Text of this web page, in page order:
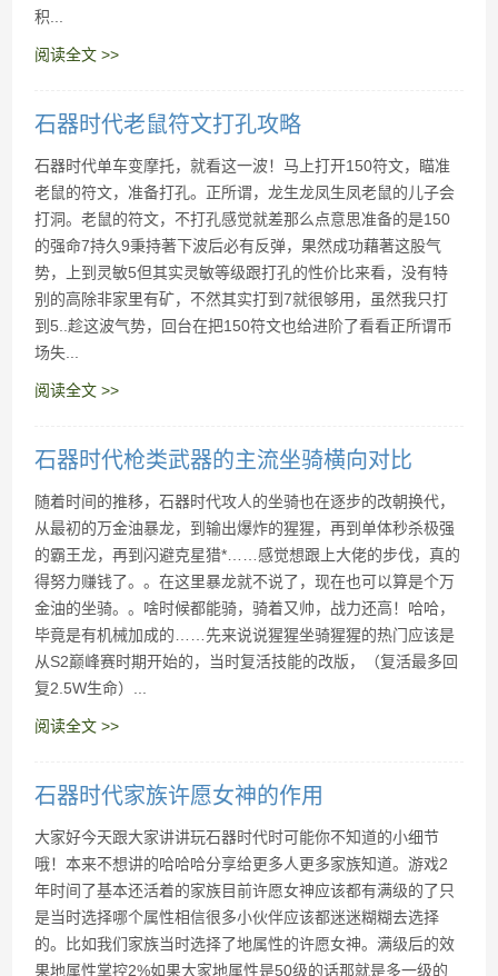
积...
阅读全文 >>
石器时代老鼠符文打孔攻略
石器时代单车变摩托，就看这一波！马上打开150符文，瞄准
老鼠的符文，准备打孔。正所谓，龙生龙凤生凤老鼠的儿子会
打洞。老鼠的符文，不打孔感觉就差那么点意思准备的是150
的强命7持久9秉持著下波后必有反弹，果然成功藉著这股气
势，上到灵敏5但其实灵敏等级跟打孔的性价比来看，没有特
别的高除非家里有矿，不然其实打到7就很够用，虽然我只打
到5..趁这波气势，回台在把150符文也给进阶了看看正所谓币
场失...
阅读全文 >>
石器时代枪类武器的主流坐骑横向对比
随着时间的推移，石器时代攻人的坐骑也在逐步的改朝换代，
从最初的万金油暴龙，到输出爆炸的猩猩，再到单体秒杀极强
的霸王龙，再到闪避克星猎*……感觉想跟上大佬的步伐，真的
得努力赚钱了。。在这里暴龙就不说了，现在也可以算是个万
金油的坐骑。。啥时候都能骑，骑着又帅，战力还高！哈哈，
毕竟是有机械加成的……先来说说猩猩坐骑猩猩的热门应该是
从S2巅峰赛时期开始的，当时复活技能的改版，（复活最多回
复2.5W生命）...
阅读全文 >>
石器时代家族许愿女神的作用
大家好今天跟大家讲讲玩石器时代时可能你不知道的小细节
哦！本来不想讲的哈哈哈分享给更多人更多家族知道。游戏2
年时间了基本还活着的家族目前许愿女神应该都有满级的了只
是当时选择哪个属性相信很多小伙伴应该都迷迷糊糊去选择
的。比如我们家族当时选择了地属性的许愿女神。满级后的效
果地属性掌控2%如果大家地属性是50级的话那就是多一级的